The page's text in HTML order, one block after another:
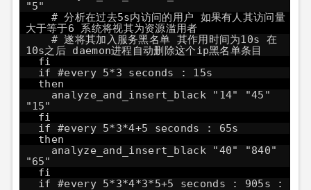
"5"
# 分析在过去5s内访问的用户 如果有人其访问量
大于等于6 系统将视其为资源滥用者
# 遂将其加入服务黑名单 其作用时间为10s 在
10s之后 daemon进程自动删除这个ip黑名单条目
fi
if #every 5*3 seconds : 15s
then
analyze_and_insert_black "14" "45"
"15"
fi
if #every 5*3*4+5 seconds : 65s
then
analyze_and_insert_black "40" "840"
"65"
fi
if #every 5*3*4*3*5+5 seconds : 905s :